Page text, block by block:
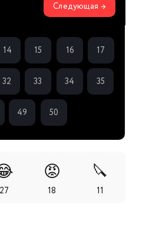
Следующая →
14 15 16 17
32 33 34 35
49 50
27
😡
18
🔪
11